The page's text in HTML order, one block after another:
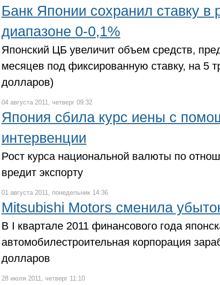
Банк Японии сохранил ставку в
диапазоне 0-0,1%
Японский ЦБ увеличит объем средств,
месяцев под фиксированную ставку, на 5
долларов)
04 августа 2011, четверг 09:32
Япония сбила курс иены с
интервенции
Рост курса национальной валюты по
вредит экспорту
01 августа 2011, понедельник 14:36
Mitsubishi Motors сменила
В I квартале 2011 финансового года
автомобилестроительная корпорация
долларов
28 июля 2011, четверг 11:10